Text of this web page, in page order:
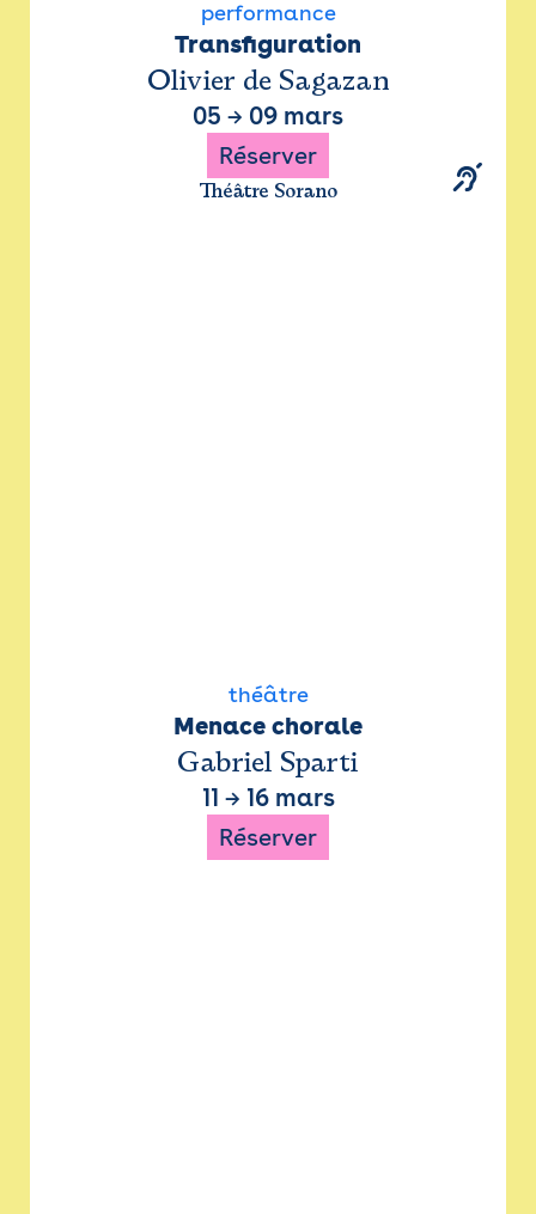
performance
Transfiguration
Olivier de Sagazan
05 → 09 mars
Réserver
Théâtre Sorano
théâtre
Menace chorale
Gabriel Sparti
11 → 16 mars
Réserver